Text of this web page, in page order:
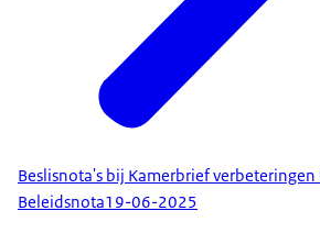
Beslisnota's bij Kamerbrief
Beleidsnota19-06-2025